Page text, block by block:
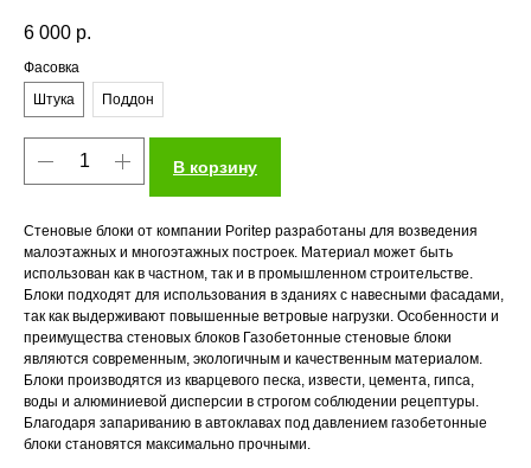
6 000 р.
Фасовка
Штука
Поддон
В корзину
Стеновые блоки от компании Poritep разработаны для возведения
малоэтажных и многоэтажных построек. Материал может быть
использован как в частном, так и в промышленном строительстве.
Блоки подходят для использования в зданиях с навесными фасадами,
так как выдерживают повышенные ветровые нагрузки. Особенности и
преимущества стеновых блоков Газобетонные стеновые блоки
являются современным, экологичным и качественным материалом.
Блоки производятся из кварцевого песка, извести, цемента, гипса,
воды и алюминиевой дисперсии в строгом соблюдении рецептуры.
Благодаря запариванию в автоклавах под давлением газобетонные
блоки становятся максимально прочными.